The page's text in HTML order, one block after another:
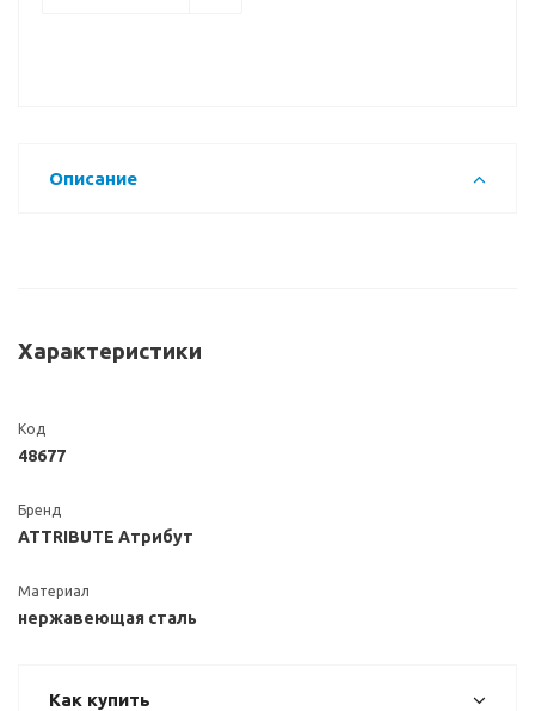
Описание
Характеристики
Код
48677
Бренд
ATTRIBUTE Атрибут
Материал
нержавеющая сталь
Как купить